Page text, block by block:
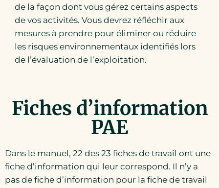
10:00am - 03:00pm ● Comté : Cochrane ●
Matheson Ontario
Atelier de (PAE) plan
Mitchell, Mitchell, Ontario
10:00am - 03:00pm ● Comté : Perth ●
Mitchell Ontario
12
Atelier de (PAE) plan
agroenvironnemental (Jour 1)
de la façon dont vous gérez certains aspects
de vos activités. Vous devrez réfléchir aux
mesures à prendre pour éliminer ou réduire
les risques environnementaux identifiés lors
de l’évaluation de l’exploitation.
Fiches d’information
PAE
Dans le manuel, 22 des 23 fiches de travail ont une
fiche d’information qui leur correspond. Il n’y a
pas de fiche d’information pour la fiche de travail